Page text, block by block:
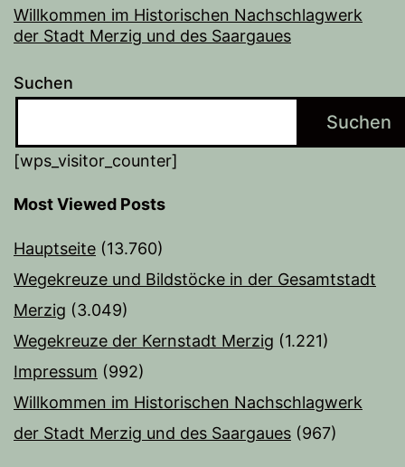
Willkommen im Historischen Nachschlagwerk
der Stadt Merzig und des Saargaues
Suchen
Suchen
[wps_visitor_counter]
Most Viewed Posts
Hauptseite (13.760)
Wegekreuze und Bildstöcke in der Gesamtstadt
Merzig (3.049)
Wegekreuze der Kernstadt Merzig (1.221)
Impressum (992)
Willkommen im Historischen Nachschlagwerk
der Stadt Merzig und des Saargaues (967)